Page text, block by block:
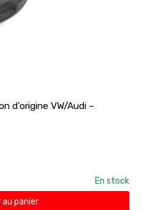
d’origine VW/Audi –
En stock
panier